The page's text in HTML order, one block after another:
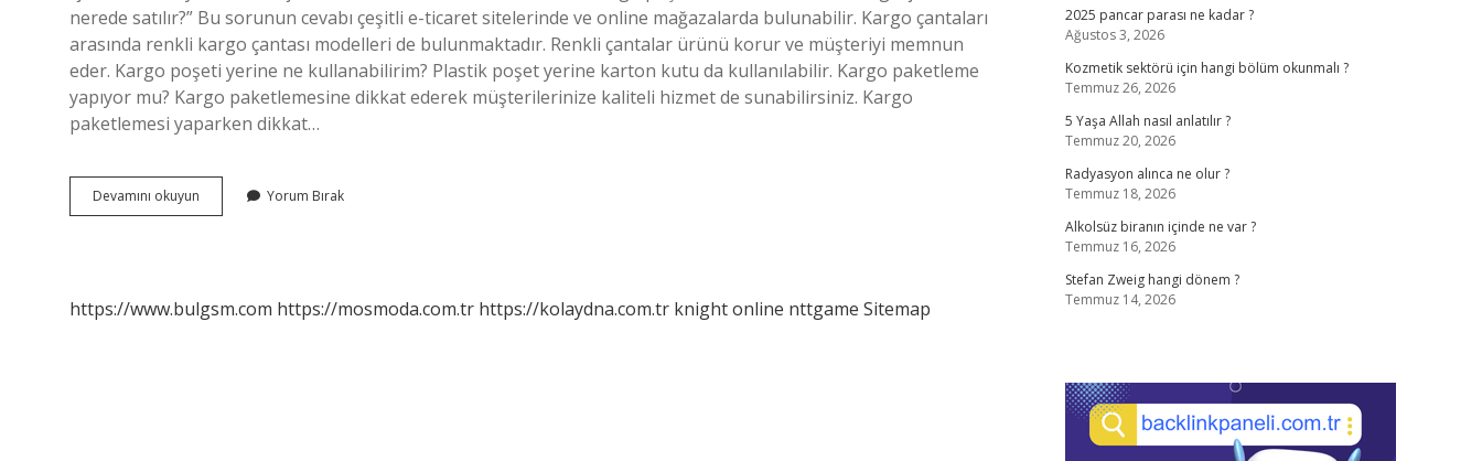
nerede satılır?” Bu sorunun cevabı çeşitli e-ticaret sitelerinde ve online mağazalarda bulunabilir. Kargo çantaları
arasında renkli kargo çantası modelleri de bulunmaktadır. Renkli çantalar ürünü korur ve müşteriyi memnun
eder. Kargo poşeti yerine ne kullanabilirim? Plastik poşet yerine karton kutu da kullanılabilir. Kargo paketleme
yapıyor mu? Kargo paketlemesine dikkat ederek müşterilerinize kaliteli hizmet de sunabilirsiniz. Kargo
paketlemesi yaparken dikkat…
Devamını okuyun
Kargo
Yorum Bırak
https://www.bulgsm.com https://mosmoda.com.tr https://kolaydna.com.tr knight online nttgame Sitemap
2025 pancar parası ne kadar ?
Ağustos 3, 2026
Kozmetik sektörü için hangi bölüm okunmalı ?
Temmuz 26, 2026
5 Yaşa Allah nasıl anlatılır ?
Temmuz 20, 2026
Radyasyon alınca ne olur ?
Temmuz 18, 2026
Alkolsüz biranın içinde ne var ?
Temmuz 16, 2026
Stefan Zweig hangi dönem ?
Temmuz 14, 2026